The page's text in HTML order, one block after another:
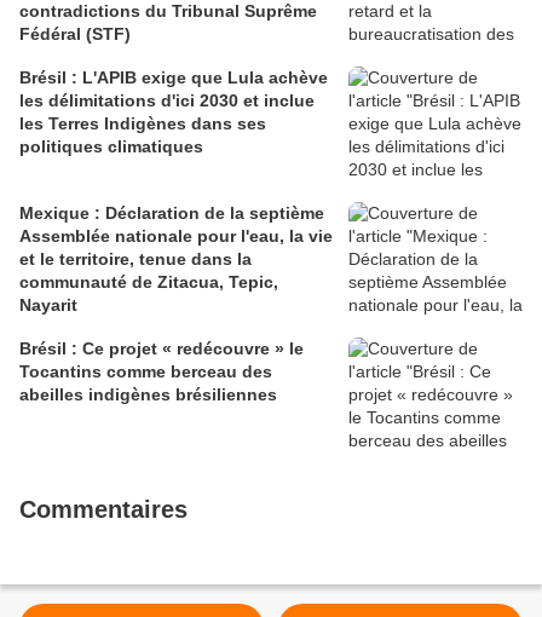
contradictions du Tribunal Suprême
Fédéral (STF)
Brésil : L'APIB exige que Lula achève
les délimitations d'ici 2030 et inclue
les Terres Indigènes dans ses
politiques climatiques
Mexique : Déclaration de la septième
Assemblée nationale pour l'eau, la vie
et le territoire, tenue dans la
communauté de Zitacua, Tepic,
Nayarit
Brésil : Ce projet « redécouvre » le
Tocantins comme berceau des
abeilles indigènes brésiliennes
Commentaires